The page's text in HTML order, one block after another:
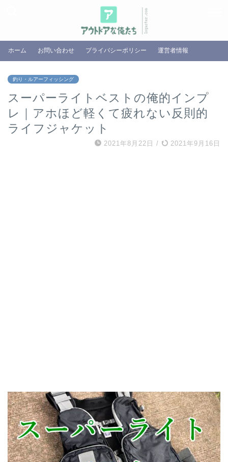
ホーム お問い合わせ プライバシーポリシー 運営者情報
釣り・ルアーフィッシング
スーパーライトベストの俺的インプ
レ｜アホほど軽くて疲れない反則的
ライフジャケット
2021年8月22日 / 2021年9月16日